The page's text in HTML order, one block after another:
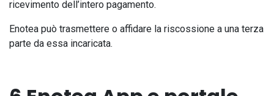
ricevimento dell’intero pagamento.
Enotea può trasmettere o affidare la riscossione a una terza
parte da essa incaricata.